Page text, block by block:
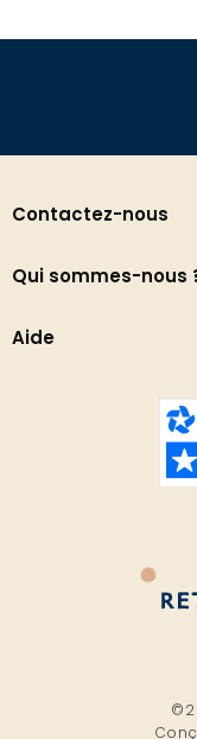
Contactez-nous
Qui sommes-nous
Aide